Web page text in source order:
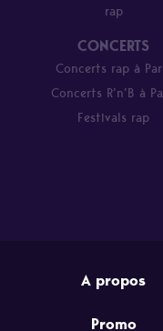
rap
CONCERTS
Concerts rap à
Concerts R’n’B à
Festivals rap
A propos
Promo